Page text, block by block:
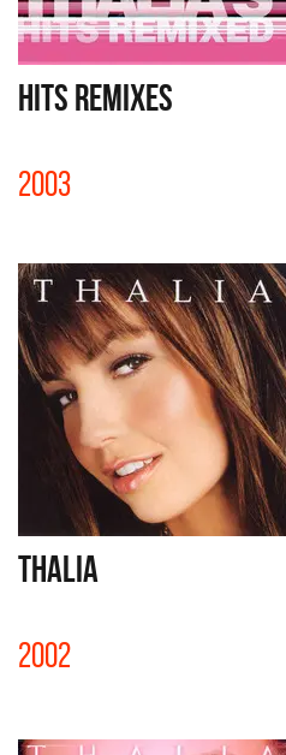
HITS REMIXES
2003
THALIA
2002